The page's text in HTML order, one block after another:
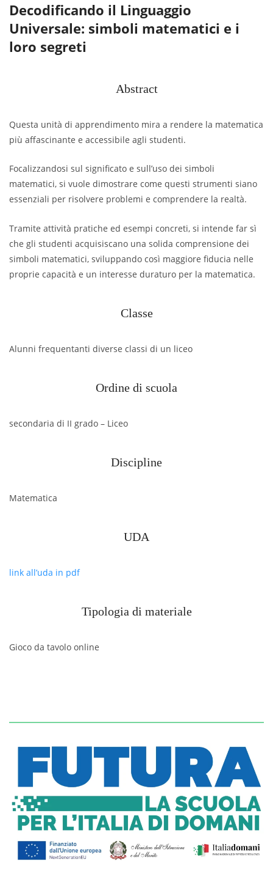
Decodificando il Linguaggio
Universale: simboli matematici e i
loro segreti
Abstract
Questa unità di apprendimento mira a rendere la matematica
più affascinante e accessibile agli studenti.
Focalizzandosi sul significato e sull’uso dei simboli
matematici, si vuole dimostrare come questi strumenti siano
essenziali per risolvere problemi e comprendere la realtà.
Tramite attività pratiche ed esempi concreti, si intende far sì
che gli studenti acquisiscano una solida comprensione dei
simboli matematici, sviluppando così maggiore fiducia nelle
proprie capacità e un interesse duraturo per la matematica.
Classe
Alunni frequentanti diverse classi di un liceo
Ordine di scuola
secondaria di II grado – Liceo
Discipline
Matematica
UDA
link all’uda in pdf
Tipologia di materiale
Gioco da tavolo online